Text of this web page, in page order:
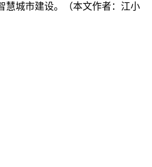
慧城市建设。（本文作者：江小